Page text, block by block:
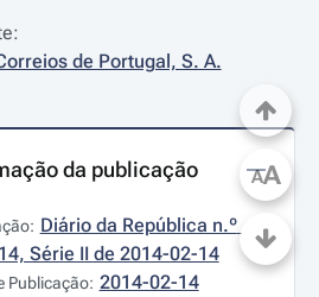
de Portugal, S. A.
da publicação
Diário da República n.º
Série II de 2014-02-14
Publicação: 2014-02-14
AA